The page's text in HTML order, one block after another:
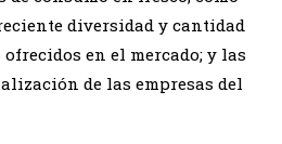
diversidad y cantidad
en el mercado; y las
de las empresas del